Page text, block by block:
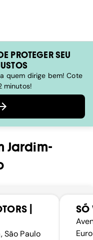
PROTEGER SEU
quem dirige bem! Cote
minutos!
Jardim-
|
São Paulo
SÓ